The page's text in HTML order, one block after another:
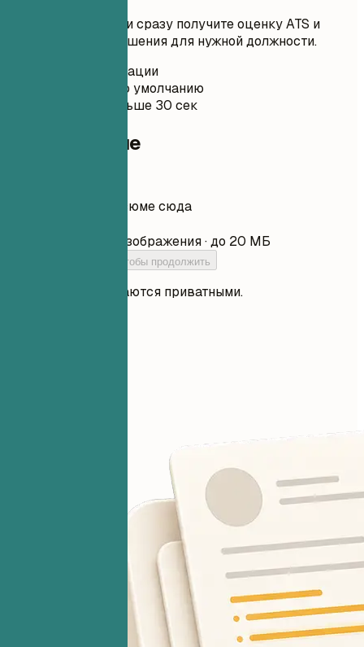
Загрузите резюме и сразу получите оценку ATS и
практические улучшения для нужной должности.
Без регистрации
Приватно по умолчанию
Обычно меньше 30 сек
Ваше резюме
Перетащите резюме сюда
PDF, DOCX, TXT и изображения · до 20 МБ
Добавьте резюме, чтобы продолжить
Ваши файлы остаются приватными.